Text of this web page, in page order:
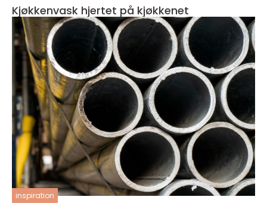
Kjøkkenvask hjertet på kjøkkenet
inspiration